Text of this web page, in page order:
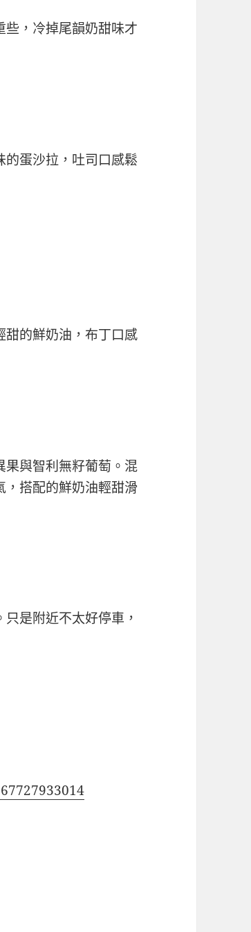
，冷掉尾韻奶甜味才
的蛋沙拉，吐司口感鬆
甜的鮮奶油，布丁口感
果與智利無籽葡萄。混
搭配的鮮奶油輕甜滑
是附近不太好停車，